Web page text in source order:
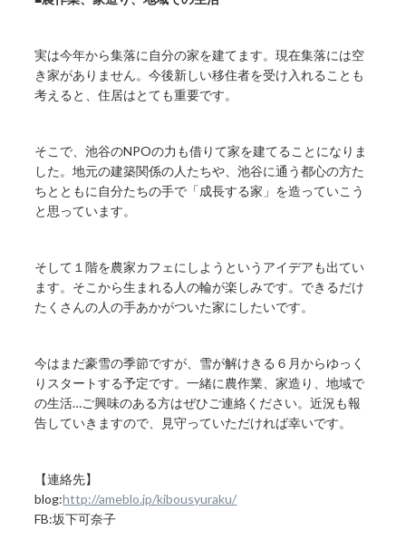
実は今年から集落に自分の家を建てます。現在集落には空
き家がありません。今後新しい移住者を受け入れることも
考えると、住居はとても重要です。
そこで、池谷のNPOの力も借りて家を建てることになりま
した。地元の建築関係の人たちや、池谷に通う都心の方た
ちとともに自分たちの手で「成長する家」を造っていこう
と思っています。
そして１階を農家カフェにしようというアイデアも出てい
ます。そこから生まれる人の輪が楽しみです。できるだけ
たくさんの人の手あかがついた家にしたいです。
今はまだ豪雪の季節ですが、雪が解けきる６月からゆっく
りスタートする予定です。一緒に農作業、家造り、地域で
の生活…ご興味のある方はぜひご連絡ください。近況も報
告していきますので、見守っていただければ幸いです。
【連絡先】
blog:http://ameblo.jp/kibousyuraku/
FB:坂下可奈子